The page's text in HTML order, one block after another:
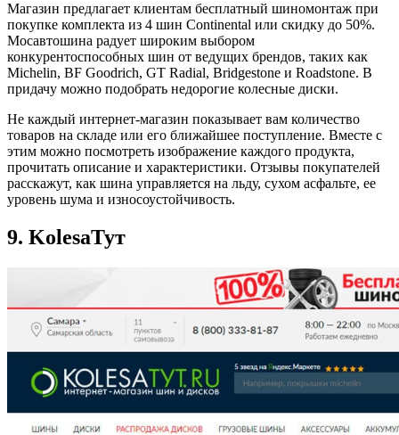
Магазин предлагает клиентам бесплатный шиномонтаж при
покупке комплекта из 4 шин Continental или скидку до 50%.
Мосавтошина радует широким выбором
конкурентоспособных шин от ведущих брендов, таких как
Michelin, BF Goodrich, GT Radial, Bridgestone и Roadstone. В
придачу можно подобрать недорогие колесные диски.
Не каждый интернет-магазин показывает вам количество
товаров на складе или его ближайшее поступление. Вместе с
этим можно посмотреть изображение каждого продукта,
прочитать описание и характеристики. Отзывы покупателей
расскажут, как шина управляется на льду, сухом асфальте, ее
уровень шума и износоустойчивость.
9. KolesaТут